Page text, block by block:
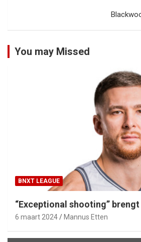
You may Missed
BNXT LEAGUE
“Exceptional shooting”
6 maart 2024 Mannus Etten